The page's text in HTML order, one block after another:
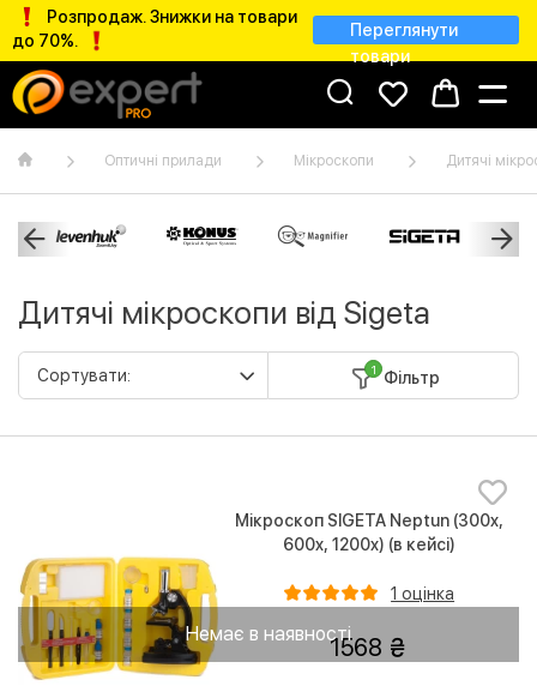
Розпродаж. Знижки на товари
до 70%.
Переглянути
товари
Оптичні прилади Мікроскопи Дитячі
Дитячі мікроскопи від Sigeta
1 Фільтр
Немає в наявності
Мікроскоп SIGETA Neptun (300x,
600x, 1200x) (в кейсі)
1 оцінка
1568